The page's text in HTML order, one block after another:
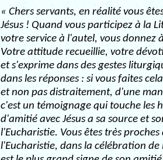
« Chers servants, en réalité vous
Jésus ! Quand vous participez à la
votre service à l'autel, vous donnez
Votre attitude recueillie, votre
et s'exprime dans des gestes
dans les réponses : si vous faites
et non pas distraitement, d'une
c'est un témoignage qui touche les
d'amitié avec Jésus a sa source et
l'Eucharistie. Vous êtes très proches
l'Eucharistie, dans la célébration de